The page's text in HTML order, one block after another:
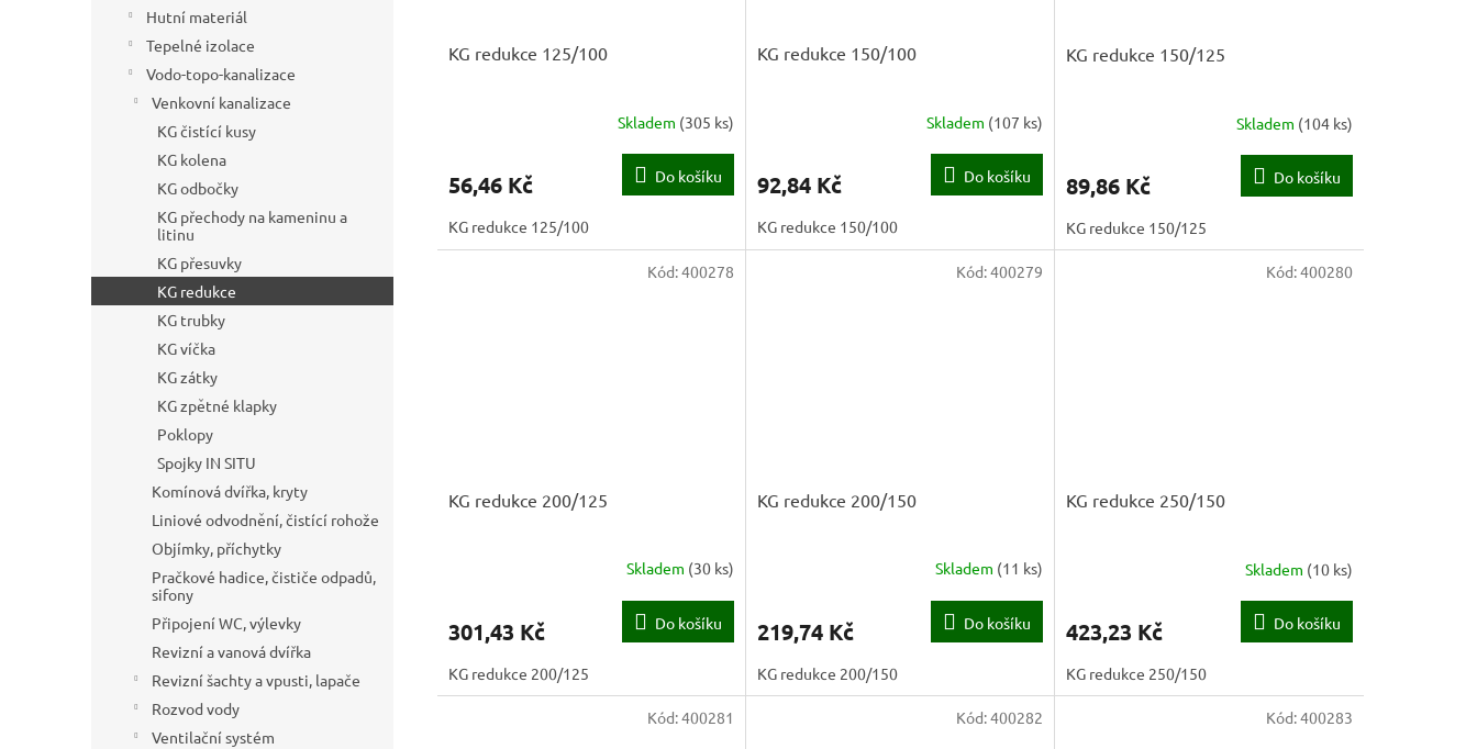
Hutní materiál
Tepelné izolace
Vodo-topo-kanalizace
Venkovní kanalizace
KG čistící kusy
KG kolena
KG odbočky
KG přechody na kameninu a
litinu
KG přesuvky
KG redukce
KG trubky
KG víčka
KG zátky
KG zpětné klapky
Poklopy
Spojky IN SITU
Komínová dvířka, kryty
Liniové odvodnění, čistící rohože
Objímky, příchytky
Pračkové hadice, čističe odpadů,
sifony
Připojení WC, výlevky
Revizní a vanová dvířka
Revizní šachty a vpusti, lapače
Rozvod vody
Ventilační systém
KG redukce 125/100
Skladem (305 ks)
56,46 Kč Do košíku
KG redukce 125/100
KG redukce 150/100
Skladem (107 ks)
92,84 Kč Do košíku
KG redukce 150/100
KG redukce 150/125
Skladem (104 ks)
89,86 Kč Do košíku
KG redukce 150/125
KG redukce 200/125
Skladem (30 ks)
301,43 Kč Do košíku
KG redukce 200/125
Kód:400278
KG redukce 200/150
Skladem (11 ks)
219,74 Kč Do košíku
KG redukce 200/150
Kód:400279
KG redukce 250/150
Skladem (10 ks)
423,23 Kč Do košíku
KG redukce 250/150
Kód:400280
Kód:400281 Kód:400282 Kód:400283